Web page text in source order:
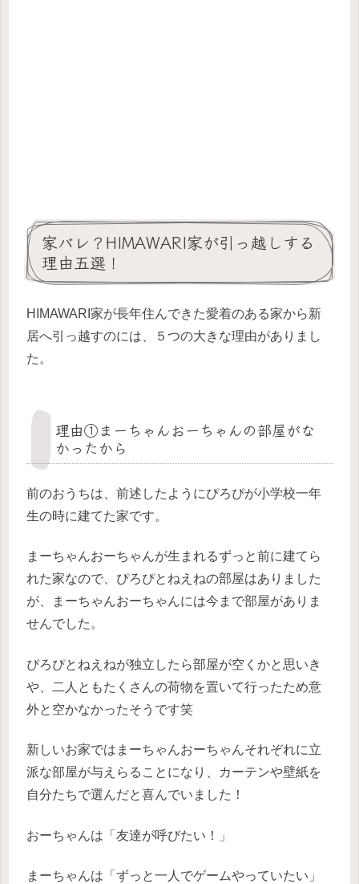
家バレ？HIMAWARI家が引っ越しする
理由五選！
HIMAWARI家が長年住んできた愛着のある家から新
居へ引っ越すのには、５つの大きな理由がありまし
た。
理由①まーちゃんおーちゃんの部屋がな
かったから
前のおうちは、前述したようにぴろぴが小学校一年
生の時に建てた家です。
まーちゃんおーちゃんが生まれるずっと前に建てら
れた家なので、ぴろぴとねえねの部屋はありました
が、まーちゃんおーちゃんには今まで部屋がありま
せんでした。
ぴろぴとねえねが独立したら部屋が空くかと思いき
や、二人ともたくさんの荷物を置いて行ったため意
外と空かなかったそうです笑
新しいお家ではまーちゃんおーちゃんそれぞれに立
派な部屋が与えらることになり、カーテンや壁紙を
自分たちで選んだと喜んでいました！
おーちゃんは「友達が呼びたい！」
まーちゃんは「ずっと一人でゲームやっていたい」